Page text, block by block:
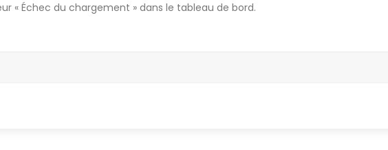
« Échec du chargement » dans le tableau de bord.